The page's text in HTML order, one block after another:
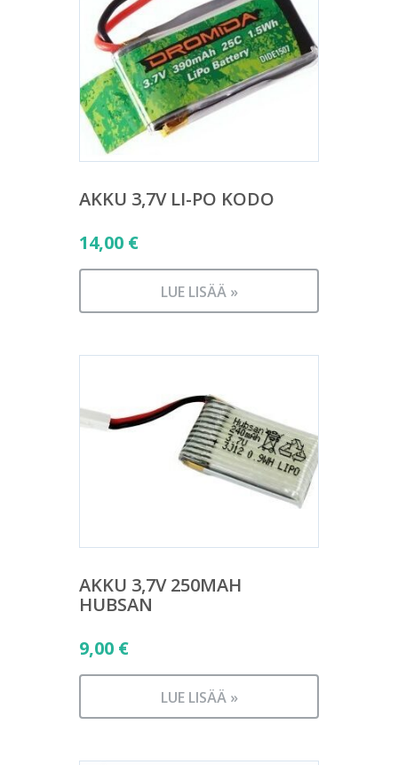
AKKU 3,7V LI-PO KODO
14,00 €
LUE LISÄÄ »
AKKU 3,7V 250MAH
HUBSAN
9,00 €
LUE LISÄÄ »